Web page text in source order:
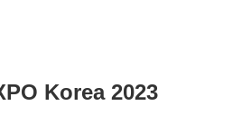
Korea 2023